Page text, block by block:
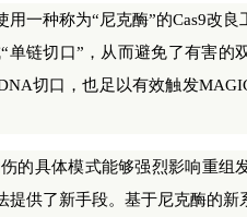
种称为“尼克酶”的Cas9改良
单链切口”，从而避免了有害的
切口，也足以有效触发
具体模式能够强烈影响重组
提供了新手段。基于尼克酶的新